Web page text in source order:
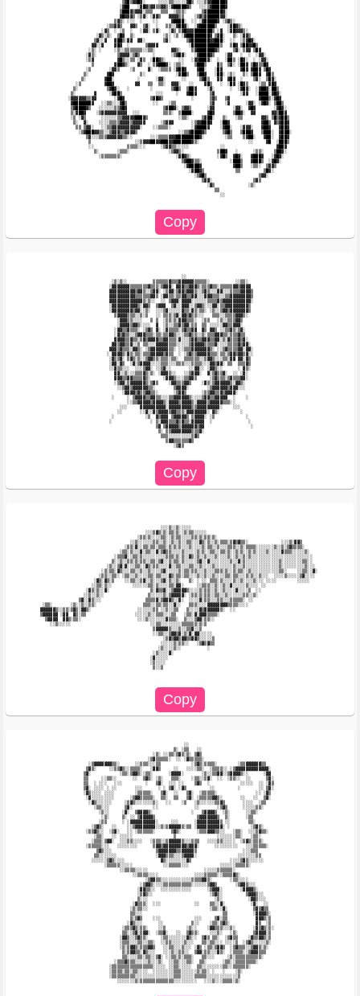
                                    ▒▓█▒▓▓█▓░     ░░░░▒▒░░░░░▓█▒ ░░░▒▓▓█████▓
                                   ░▓██   ░▓█▓▒▓▓▒▒▓▓▒░▓█████▓▒   ░░░▒▓█████▓
                                   ▒███▓▒▓▓▓░▒▒▒   ▒▒▒  ░▒▒▒░      ▒▓██████▓░
                                   ▓█▓▓▓▒ ░▒▓░ ░▓▓▒   ▓▓▓▓▒▒    ░▒▓▒▓█████▓▓░
                                 ▒▓▒░ ░░░  ░    ░░     ▓████░  ░░ ░▓█████▓ ░▒▓▒░
                              ░▒▒▓▓▒   ▓▓▒  ▒▓░  ░   ▒▒░░▓██▓░  ░▓██████▒    ░▓█▓▒░
                            ░▓▒  ░ ░▒  ░   ░▓▓░ ▒▓░   ░▓▒ ▒▓█▓▓▓███████▒ ░▓  ░▓█▓▓▓▒░
                          ░▓▒░▒░  ▒█▓  ▒░           ░▒░ ░▒ ░▓█████████▓ ▒▓█░   ▒░ ░▓▓▒
                         ▒▓░░▓   ▓██▒░▓▓  ▓▓░       ▒▓░      ▒▓███████▓▓███░  ░░  ░▒▓█▓░
                        ▓▓░░▓    ▓█▓  ░      ▒▓▓▓▓            ░███████████▒   ▒█▓ ▒██▓▓█▒
                       ░▒░ ░     ░▒░░▒▒▒▒▒▒▒░░▒▒░      ▓▓▒░    ▒▓███████▓▒     ▒▓░ ▒▓▓ ▒█▓
                      ░▓▒░        ▒▓▓▓▓░▒▓▒     ░      ░▒▓█▓░   ░▓████▓▒    ░▓▓   ░  ░  ░▓▓░
                      ░▒▓         ▓█▒░░▒▒ ░▓▒  ░██▓▒░     ░░   ░▓▓███▓░  ░  ░██▒ ░█▓░  ░ ░▓▓░
                        ▒        ▓██▓▒░   ▓▒  ░ ▒▓███▓░ ░▒▒░    ▒███▒    ▓▒  ▒▓░ ░██▓ ▒█▓▒▒█▓
                      ░▒       ░▓▓▒    ░▒     ▓░  ░▒▒▒▒ ░▓██▓    ▓██░   ░█▓       ▓█▓ ▓██▓ ▒█▓
                     ▒░       ▓█▓          ▒░            ░▓██▒   ▒██▓   ░██░ ░▒░   ▒░ ▒██▓  ▓█▒
                    ▒░       ▓██░         ░      ░▓▓░      ░░     ▒▓█▒   ▓▓  ▓█▓  ░    ▒▓░  ▒█▓░
                  ░▒         ▓██▓        ▓▓   ▒▒  ▒▒░  ▓▓▓░   ░░    ▓█▒   ░  ░█▓ ░█▓▒    ░▒▒ ▓█▓
                 ▒░           ▒▓█▓░   ░        ░       ▒▓█▒  ▒██▓    ░▓░      ░  ░▓█▓░  ░▓██▓░██▒
                ▒░       ▓     ░▓██▒             ░░░     ░   ▓██▓     ▒▓          ░▓▓   ░████░▓█▓░
               ░▓▓▓▓▓▓▒▒▓▓       ░▓█▓          ▒▓█▓▒           ░      ▒▓▒   ▒▓           ▓███▒░▓█▓
                ▓███████▓   ░░▒▒░░░▓█▒          ░░    ░▒▒             ▒▓    ░▓      ░▓▓░ ░▓█▓░ ▒██▒
                ▒▓████▓▒   ░░░░░░▒▒▓█▓              ▒▓██▓░ ▒▓▓▒      ░▓▓       ░▓▓░  ▓█▓       ░▓█▓░
                ▒░▓██▓    ░▒▓▓▓▓▓▓▓▓▓▓  ░░░         ▒▒▒░  ▒████░     ▓█▓       ▒██▓░  ▓▓      ▓▓▒██▓
                ░▒ ░▓▒      ░░░░░░▒▒▓▓▓▓▓███▓▒            ░▒▒░     ▒▓██░   ▒░   ░▒▒       ▓▓▒ ▒█▒▓██▒
                 ▒░  ▓░    ░░░░▒▒▒▒▓▓▓▓▒▓▓▓▓▓      ░▒▓▓▓       ░▒▓▓███▓   ░██▓            ▓██▒ ▓▒▓██▓
                  ▒▒ ▒▓▓░   ░░▒▒▓▓▓▓▓▓▓▓▓▓▓░    ░░▒▒▒▒░        ░▓████▓    ░▓██░   ░▓▓▓░   ▓██▓   ▓██▓
                   ░▒▓███▓▓▒▒░░▒▓▓▓▒▒▓▓▓▓▒                ░░▒▒▓████▓▒      ▒▓█▒   ▒███▓   ▒███░  ▓███░
                      ▒▓░░░▒▒▒▓▓▓▓▓▓▒▒░░       ░░░▒▒▒▒▓▓▓█████████▓░        ░▒▒    ▒▓██░   ▓██░  ▓██▓
                       ▒                 ░░▒▓▓▓██▓▓███▓▓███████▓▒░                   ░░     ▓█  ░███▒
                       ░░             ▒▒▒▒░░░      ░▒▓▓▒▒░░░░░            ░░                    ▓██▓
                         ▒░       ░▒▒▒░               ░▒▓▓▒░             ▒██▓   ░      ░▒▒░    ▒██▓░
                           ░▒▒▒▒▒▒▒░                     ░▓█▓▒░          ░▓█▒  ▓█▓░   ▓███▓   ░▓█▓░
                                                           ▒▓██▓▒▒░           ░███▒   ▓███▒  ░▓█▓░
                                                            ░▓████▓            ▓██▒   ░▒▒░  ▒▓▓▒
                                                              ░▓██▓▒            ▒▒         ▒█▓░
                                                                ░▒▓█▒                    ▒▓▓░
                                                                   ▒▓▓░                ▒▓▒
                                                                     ░▓▒             ░▒░
                                                                        ▒▒
                                                                          ░░
                                     ░░
          ░▒░▒░░          ▒▒▒▒▒▒▓▒▒▒▓▓▓▓▓▓▒▒▒▒▒░          ░░▒▒░
         ░▓▓▓▓▓▓▓▒▒▒▒▒▒▒▓▒▒▒░▒▓▓▓░ ▓▓▓▒▒▓▓▓▒░▒▒▒▓▒▒░▒▒▒▒▒▓▓▒▓▓▓▓
         ▓▓▓▓▓▓▓▓▓▓▒▓▓▒░░▒▓▓░ ░▒▓▓░▒▓▓▒▓▓▓▒░░▒▓▒░░░▓▓░░░▒▒▒▒▓▓▓▓▒
         ▓▓▓▓▓▓▓▓▓▓▒▒▒▒▒▒▓▓▒ ░▓▓▒▒░▒▒▓▓▒▒▓▓░░░▓▓▓▒▒▒░░▒▒▓▓▓▓▓▓▓▓▒
         ▓▓▓▓▓▓▓▓▓▓▓▓▓▒░▒░░  ░░ ▒▓▓▓░▓▓▓▓░░░░░░▒▒▒▒▓▒▓▓▓▓▓▓▓▓▓▓▓░
         ░▓▓▓▓▓▓▓▓▓▓▒░▓▓▒  ▒▓▓▓  ▒▓░░▓▓▓░░▒▓▓▒░░░▓▓░▒▒▓▓▓▓▓▓▓▓▓▒
         ░▓▓▓▓▓▓▓▓▒▓▓░░▒░  ░░░▒▓░░░░░▓▒▒░▓▒░▒▒░ ░▒░░▒▓▓▒▓▓▓▓▓▓▓▒
           ▒▓▓▓▓▒▒▒░░▒░▒   ░░ ▒▒▒░▒▓░▓▓▒▓▒▒░░░   ▒▒▒░░▒▒▒▒▓▓▓▒░
            ░▓▓▓▒▒░░░░   ▒ ▒  ░▒▒░▒░▓▓▓▒▒▒░  ░▒▒   ░▒░░▒▒▒▓▓▒
            ░▓▓▓▓▒▓▓▒░░░░  ▓  ░▒░░▒▒▓▒▓▓░▒▒  ▒▒ ░░░░░▓▓▒▒▓▓▓░
           ░▓▓▒▒▓▒▒▒░ ░▒▓▒ ▓░ ░▓▒▒▒▒░▒▓▒▒▓▓  ▓▒ ▓▓▒ ░░▒▒▓▒░▒▓░
           ░▓▒▓▒▒░░▒▓▓▓▒▒▒░▒▒░▒▒▓▓▒░░░▒▒▓▒▒░░▒░▒▒▒▓▓▓▒▒░▒▒▒▓▒▒
           ▓▓▓▓▒▒▓▒▒░▒▓▒▓▓▓▓▒▒▓▓▒▒▒░▓░░░▒▓▓▒▒▓▓▓▒▒▓▓░▒░▓▒▒▒▓▒▓░
          ▓▓▒▓▓▒▒▓░░▒ ▒▒░░░▓▓▓▓▓▒▒▒░░░░░▒▓▓▓▓▓▒▒▒▒▓░░░░▒▒▒▒▓▒▓▓░
         ▓▓▓▒▓▒▒▒░▓▓▒░ ░▒▓▓▓▓▓▓▓▒▒░ ░░▒▒▒▓▓▓▓▓▓▓▒░ ░░▒▓▒▒▒▒▓▓░▓▓░
        ░ ▓▓▓▓▒░▓▒░▒▒░▒▒▒▓▓▓▓▓▒▓▒▒  ░ ░▒▓▒▒▓▓▓▓▓▒▒▒░▒▒░▒▓▓▒▓▓▒▓░░
         ░▓▒▒▓░ ▒▓▒░▒░░▒▓▓▒▒░▒▒▒░▒▒░  ▒▒▒▒▒▒░░▒▓▓▒░░░▒▒░▓▓ ▓▓░▓▒
         ░▓▓░▓▒  ░▓░▒▓▓▓▓░░░░▒▒▒░░░▒▒▒░░░▒▒▒▒░░░▓▓▒▓▓░ ▒▒  ▒▒▒▓▒
         ░░▓▒▒░░░  ░░░▒▓▓░ ░░▒▓░░       ░░▓▓░░ ░▓▓▒░░      ░ ▓▒░
           ▓▓░░▒░░░▒▒▒▓▒░▒░ ░▓▓▓▒░░   ░░▒▓▓▓░  ▓░▒▓▒▒▓░  ░░ ░▓░
           ▓▓▓▒▒▓▓▒▒▒▒▓▒░     ░▓▓▓▒░░░▒▒▓▓▒     ░▒▓▒▒▒░▒▓▒▒▒▓▓░
           ░▒▓▓░▒▓▓▓▓▓▓▒░▒▓▒    ░▓▓▒▒▒▓▓▒    ░▓▒░▒▓▓▓▓▓▓▒░▓▓▒░
            ░░▒▓▓▒▓▓▓▓▓▓▒▒░       ▒▓▓▓▓░       ░▒▓▓▓▓▓▓▒▓▓▓░░░
              ░▓▓▓▓▒▓▒▒▓▓▒▒░      ░▒▓▓▒      ░▒▒▓▓▒▒▓▒▓▓▓▓░
          ░     ░ ▒▓▓▓▓▒▒▓▓▒▒░░░▒▒▓▓▓▓▓▓▒░░░░▒▓▓▒▒▓▓▓▓▓  ░    ░
                ░░▒▒▓▓▓▓▓▒▓▓▓▓▒░▓▓▓▓▒▓▓▓▓▒░▓▓▓▓▒▓▓▓▓▓▒▒▒░░
             ░░░     ▓▓▓▓▓▓▓▓▓▓░▓▓▓▓▓▓▓▓▓▒▒▓▓▓▓▓▓▓▓▓░    ░░░
            ░░       ░░▓░░▓▒▓▓▓▓▒▓▓▒▒▒░▓▓▓▓▓▓▓▓░ ▓▒░        ░
          ░            ░▒  ▓▒▓▓▓ ▒▓▓▓▓▓▒ ▒▓▓▓▓░ ░▒            ░
         ░               ░ ▒░▓▓▓▒▒▒▓▒▓▒▒░▓▓▓▓▓  ░              ░
                           ▒▓ ▒▓▓▓▓▓▒▓▓▓▓▓▓▒▓▓                  ░
                            ▒░ ▒▒▓▓▓▓▓▓▓▓▒▒▒▓░
                             ▒▒▒░░░░░░░░░▒▓▒
                               ▒▓▓▒▒▒▒▒▒▓▒
                                  ░▒▓▒
                                               ░░░▒░░▒░░░░░
                                         ░░░▒▓▒░▒░▒▒░▒░░▒░▒▒░░░░░
                                      ░▒▒░▒░░░░▒▒░░▒░▒▒░░░░▒▒░▒░▒▒░▒░
                                   ░░▒░░░░░░▒▒░░▒░░▒░░▒░░▒▒░░░▓▒░▒░░▒░▒▒▒░▒▓▒▓▒▒░             ░░░▒░▓▓▒
                                 ░▒▒░▓░░▒▒░▒▒░▒▒▒░▒░▒░▒░░░▒░░░░▒░▒▒░░▒░░░▒▒▒░░▒░▒▒▒▒░░░░░░░▒░░▒░▒▓▒▒▒▒░
                               ░▒▒░▒░░░▓░▒▒░░▓░▒▓▒▒░░░░▒░░░░░▒░▒░░▒▒░░▒▒░▒░░▒░▒░░▒░▒░░░░▒░░░░░▓▒▒▒░░░░░▒░
                             ░▒▒▒▓░░▒▒░▒░░░░░░░░░▒▒▒░▒░▒░░▓▒░▒░░▒░░░▒░░░░▒░░▒░░▒░▒░░░░░░░░░░░░░░░░░░░░░░░░
                            ▒░░▒░░▒▒░▒░▒▒░░▒▒░▒▓░░▒░▒▒░▒░░░░░▒▓░░▓░░░░░░░░▒░░▓░▒░░░░░░░░░░░░░▒░░░░░░░░▒▒░░
                          ░▒░░▒▓░▓░░░▒▒░░▓▒░▒▒░░░░▓░░▒▒░░░▒▒░░▒░░░░▒░░░░░░░▒░░░▒░░░░░░░░░░░░░▒░░░░░░░░░▒░░░
                        ░▒░▒▒░▓▒░░░▒▒░░▒░░▒░░░░▒▓░░░░░▒░▒▒░▒▒░░░▒░░░▒▒▒░▒░░▒░▒▒░░▒░░░░░░░░░░░▒▒░    ░░▒▒░░▓░
                       ░▒▒░░▒▒░ ░▒▒░░▒░░░░▒▒░▒▒░░░▓▒░▒▒░▒▒░░░▒░░▒░░▒░░░░▒▒░▒▒░░░▒░▒░░▒░░░  ░░░░▒░░░░░▒▓░░░░
                     ░▓▒░▓▒░▒    ░░▒▒░░▒▓░░▒░░░▒▓░▒░░▒░   ▒░ ░ ░░ ▒▒▒░▒░░░░▒░░▒░░░░▒░░░ ░░░░        ░░░░░
                    ░░▒▒░▒░░        ░░░░░░▒▒░▒░░░░▒▒░▓▓░     ░░▒▒▒░░▒░░▒░░▓░░░░░▒░░░░ ░░
                  ░▓▒░▒░░▓░                ▒░▓▒▒▓░░▒▓▓▓▓▓▒░░░░▒░▒▒░░▒░░▒░░░░▓░░░░▒  ░░
                 ░░▒░░▒░░                 ▒░░░░░▒░▒▓▓▓▓▓░ ░▒▒░▒░▒▒░░▒▒░░▒░░░░░░▒▒░░▒░
               ▒▓░░▓▒░░░                 ▒▒▒▒▓░▒▓▓▓▒░░▓░  ░░░░▓░▒▒░░░▒▒░░░▒▒▒▒▒░ ░░
░▒▒░       ░▒░░▒░░▒▒░                  ▒▒▒░░▒▒░▒▒░░▓░░   ▒▒▒░░░░▓▓▓▓▓▓▓▓▒▒▒▒░░░░
▓▓▓▓▓▓▒░░▒▒░▒▓▒░▓▓▒░                  ░░░░░░▒▒ ░░▒░░▒▒   ▒░░░░▓▒▓▓▓▓▓▓▒░  ░░
▒▓▓▓▓▓▓ ░▓▓  ▓▒░▒▒                   ░░░░░▒░░▒▒▒░░░▒▒   ░▒▒░▓░▓▓▓▒▒▒▒░
  ▒▓▓▓▓  ▓▓▒░▒▒░                      ░░░▒░░░░░░░▓▒▒▒░  ▒░░░▒▓▓░▒▒░░
    ░░▒░░░░░                               ░░▒▒░░░░░░░░▒▒▒▒▒▒░▒░▒
                                            ▒▓▓▓▓▓▒░░░▒░░▒▒▓░░▒
                                            ░░▒▒░░▒▓▓▒▓░▒░▓░▓▓░░░░░
                                                ░▒▓▒▓▓▒▓▓▒▒▓▓▒░░░░░▒
                                               ░░░░░▒░▒▒░░   ░▒▓▒▓▒▒
                                              ░▒░░░░▒░░          ░
                                            ░▒░░░░▓░
                                           ░▓░░░░░
                                           ░▒░░░░
                                            ▒░░▒
                                                        ░░
                                                    ▒░ ░▒▒   ░░
                                            ░▒░ ░░▒▒░▒▓▒░▒░ ▒▓▒
                                          ░▒▓▒▒▒▒▒░  ░░ ░▓▒▒▒▒▒░
                   ░▒▓▓▓▓▓▓▓▒▒░      ░░▒▒▒░░░▒▒            ░▒▓▒░▒▒▒▒░        ░▒▒▓▓▓▓▓▓▒▒
                  ▒▓▒░     ░░▒▒▓▒░░▒▒▒▒░   ░▓▓▒     ░░   ░░░░▒▒░  ░▒▒▒▒░░ ░▒▓▓▓▓▓▓▓▓▓▓▓▓▓░
                 ▒▓░           ░▒▒░▒▓▓▒░░▒▒░      ░▓▓▓▓░       ░▒░░▒▒▓▓░░▒▓▓▓▓▒░░      ░▓▓
                 ▒▒     ░░▒▒░░      ░░  ▒▓▒░ ░▒░   ▒▒▒░    ░▒▒░░▒▓░  ░░  ░▒▒░░  ░░      ▒▓░
                 ▒▒  ░ ░░░   ░░░         ░   ▒▓░  ░░░ ░░    ▒▓▒  ░            ░░░░░  ░░ ░▓▒
                 ▒▓░ ░░░░ ░ ░░       ░░░      ░ ░ ▒▓░ ░▓▒         ░░         ░       ░░ ▒▓░
                 ░▓▒░░░░ ░░░░        ░▒▒▒▒▒░   ▒▓░  ░░   ▒▓░  ░▒▒▒▒▒░               ░░ ░▓▒
                  ░▓░░░░░░░░░      ░▒▓▓▒▒▒▒▒░  ▒▒░  ▒▒   ▒▓░ ░▒▒▒▒▒▓▓▒░       ░░   ░░  ▒▓░
                   ░▓▒░░░░░░     ░▒▓▒░░░░░░░▒░   ░░    ░▒   ░▒░░░░░░▒▒▓▒       ░░░░  ░▒▒
                     ░▒▒░░░      ▒▓░        ░░              ░░       ░▒▓▒      ░░░░░▒▒░
                       ░▒░░     ░▓░  ▒▓▓▓▓▒░               ░   ▒▓▓▓▓▒  ░▒░      ░░▒▒░
                        ░▒░     ▒░ ░░ ▒▓▓▓▓▓▒                ▒▓▓▓▓▓▓▓▒  ▒░      ░▒▒
                       ░▒▒      ░ ░▓▓▓▓▓▓▓▓▓▓░     ░░░      ░▓▓▓▓▓▓▓▓▓▒ ░░       ▒▒░
                    ░▒▓▒░   ░░    ░░▒▓▓▓▓▓▓▓▓░░▒░▒▓▓▓▓▓▒░▒▒ ░▓▓▓▓▓▓▓▓▓▓░ ░        ░▒▓▒░
                  ░▒▒▓▒░░  ░▒▓░   ░░ ░▒▒▒▒▒▒░      ▒▓▒░      ░▒▒▒▓▓▓▒▒░░   ░▒▒░  ░░░▒▓▒▒░
                     ░▒▒░   ░░ ░░░░░                ▒                ░░░░░░░▒▒░   ░▒▒░
                    ░▒▒▒░▒▓▓░  ░░░▒▒░░░░   ░▒▒▒░░▒▓▓▓▓▓▒░░░▒▒▒   ░░░░▒▒░░░░░  ░▒▓▒░▒▒▒░
                  ░▒▒▒▒▒░░░   ░░░░░░░░      ▒▓▓▒▓▓▓▓▓▓▓▓▓▒▓▓▓░      ░░░░░░░░░   ░░░▒▒▒▒▒░
                      ▒▓▒░░░                 ▒▓▓▓▓▓▓▓▒▒▓▓▓▓▓▒                  ░░░▒▒▒
                     ▒▒░░░░░░░               ░▓▓▓▒▒▒░░░▒▓▓▓▓░                ░░░░░░░▒▒
                    ░░░░░░▒▓▒░░░░              ▓▒░░░░░░░░▓▒               ░░░░▒▓▒░░░░░░
                         ░▒▒▒▒▒░░░░░            ░░▒▒▒▒▒░░░            ░░░░░░▒▒▒▒▒░
                               ░░▒▒▒▒░░░░░                      ░░░░░▒▒▒▒▒▒░
                                    ░░▒▒▒▒░░░░              ░░░░▒▒▒▒▒░░▒▒▒▒▓▒░
                                         ░▒▓▓▒▒░░░░░░░░░░░░▒▒▒▒▓▓▒░       ░▒▒░░░░
                                       ░▒▓▓▒░░░░▒▒▒▒▒▒▒▒▒▒▒░░░░░░▒▓▓▒       ░▒▓▓▒░░░
                                      ░▓▓▒▒░░  ░░░░░░░░░░░░      ░▒▓▓▓░       ░▓▓▓▓▒░
                                      ░▒▓▒░░                      ░▒▓▒░         ▒▓▓▓▒░░
                                      ▒░░░                          ░▒░          ░▓▓▒░░░
                                    ░▓▒▒▒░  ░░░             ░░    ▒▒░░▓░          ░▓░  ░░
                                   ░▒░▒▒░░                        ░▒▒░░▓░          ▒▓▒▓▒▒
                                   ▒▒░░░                               ▒▒          ░▓▓▓▓▒░
                                   ▒░▒▓▒    ░░░             ░░░     ▒▓░▒▒           ▓▓▓▒░▒
                                  ░▓▒░░░      ░░           ▒░░    ░▒▒░▒▓▒░          ▓▒  ░▒
                                ░▒▒▒▓▒░▒▒░    ░░▒        ░▒░░    ░▓▓▒▒▒░░░▒░       ░▓▒▓▒░▒░
                                ▒▒░░▒▓░▒▓▓░  ░▒▒▓░   ░░  ▒▓▒▒░    ░░░▒░   ░▒░      ▒▓▓▓▓░▒
                               ░▓▓▒░░▒▓▒▒░     ░▒▒░░░░░░░▓▒░░  ▒▓▒ ▒▒░  ░▒▓▒▒    ░▓▒▒▓▓▒░▒
                               ░▒▒▒░░░▒▒░░▒▒░  ░░▒▒░░░░░▒░░░   ▒▒░▒▒░░░ ░░░░▒  ░▒▓▒░░░░░▒░
                               ░▒░▒▓▓▒░▒▒▒▓▓▒   ░░▒▒░░░▒░░░ ░▓▒ ░▒▒░▒▓▓▒  ░▒▓▒▒▒░░▒▓▓▒░▒░
                                ▒░▒▓▓▒▒░▓▒░░░   ░░░▒░░▒▒░░  ▒▓▓░▒▒░░░▓▒░  ░▒▒▒▒░░▒▓▓▓▒▒▒
                                ▒▒░░░░▒▒░▒▒░░▒▓░ ░░▒▒░▒░▒▒▒░   ▒▒░░░     ░▒░▒▒▒▒▒▒▒▒▒▒░
                             ░▒▒▒▓▒▒▒░░░░░▒░░░▒░  ░░▒▒░░░▒▒░  ▒▒░      ░▒▒░░▒▒▒▒▒▒▒▒░
                           ░▒▒▒▒▒▒▒▒▒▒▒▒▒▒▒▒░░░░░ ░░▒▒░░░░░  ▒▒░░░░░░░░▒▒░░▒▒▒▒▒▒░
                           ░▒▒▒▒░▒▒░▒▒░░░░  ░░░░░░░░▒▒▒░░░░░░▒░▒▒░ ░   ░    ░▒░
                           ░▒▒▒▒▒▒▒▒▒░░░░░░░░░░░░░░░▒▒▒░░░░░▒▒▒▒▒░░░░░░░░░░░░▒
                              ░░░░░░░▒░▒▒▒▒▒▒▒▒▒▒▒▒▒░░░░░░░░░   ░░░▒░░░▒▒▒▒░▒░